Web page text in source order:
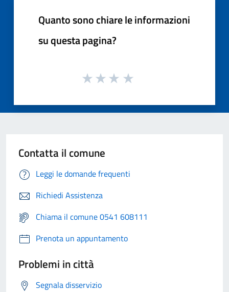
Quanto sono chiare le informazioni
su questa pagina?
Contatta il comune
Leggi le domande frequenti
Richiedi Assistenza
Chiama il comune 0541 608111
Prenota un appuntamento
Problemi in città
Segnala disservizio